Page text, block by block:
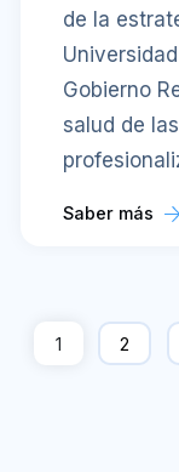
de la
Gobierno
salud de
Saber más
1 2